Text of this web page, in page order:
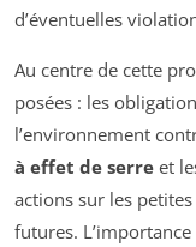
d’éventuelles
Au centre de cette
posées : les
l’environnement
à effet de serre et
actions sur les
futures.